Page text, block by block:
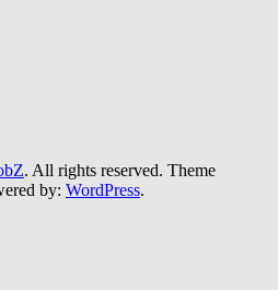
. All rights reserved. Theme
by: WordPress.